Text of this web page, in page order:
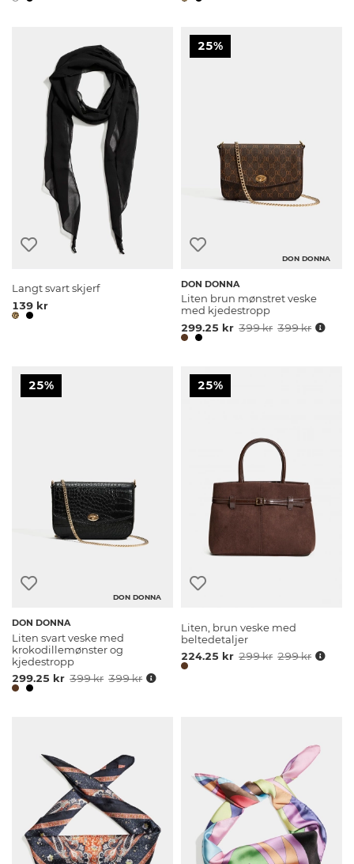
Langt svart skjerf
139 kr
25%
DON DONNA
DON DONNA
Liten brun mønstret veske
med kjedestropp
299.25 kr 399 kr 399 kr
25%
DON DONNA
DON DONNA
Liten svart veske med
krokodillemønster og
kjedestropp
299.25 kr 399 kr 399 kr
25%
Liten, brun veske med
beltedetaljer
224.25 kr 299 kr 299 kr